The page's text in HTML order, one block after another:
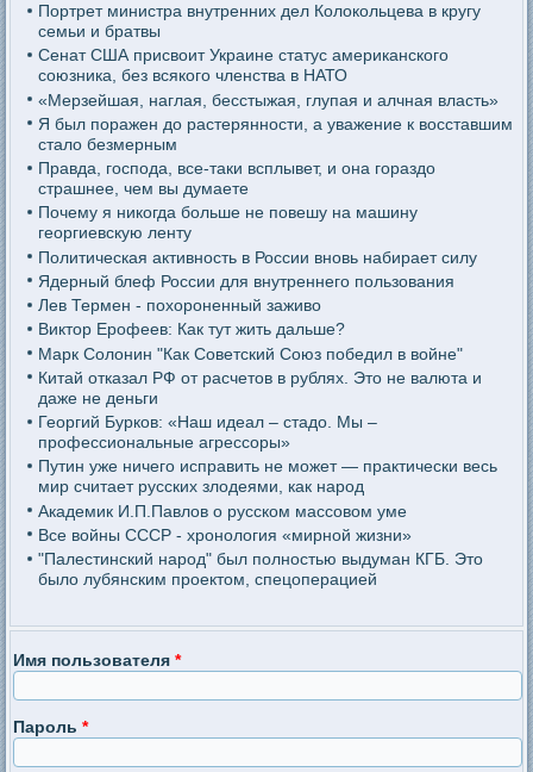
Портрет министра внутренних дел Колокольцева в кругу
семьи и братвы
Сенат США присвоит Украине статус американского
союзника, без всякого членства в НАТО
«Мерзейшая, наглая, бесстыжая, глупая и алчная власть»
Я был поражен до растерянности, а уважение к восставшим
стало безмерным
Правда, господа, все-таки всплывет, и она гораздо
страшнее, чем вы думаете
Почему я никогда больше не повешу на машину
георгиевскую ленту
Политическая активность в России вновь набирает силу
Ядерный блеф России для внутреннего пользования
Лев Термен - похороненный заживо
Виктор Ерофеев: Как тут жить дальше?
Марк Солонин "Как Советский Союз победил в войне"
Китай отказал РФ от расчетов в рублях. Это не валюта и
даже не деньги
Георгий Бурков: «Наш идеал – стадо. Мы –
профессиональные агрессоры»
Путин уже ничего исправить не может — практически весь
мир считает русских злодеями, как народ
Академик И.П.Павлов о русском массовом уме
Все войны СССР - хронология «мирной жизни»
"Палестинский народ" был полностью выдуман КГБ. Это
было лубянским проектом, спецоперацией
Имя пользователя*
Пароль*